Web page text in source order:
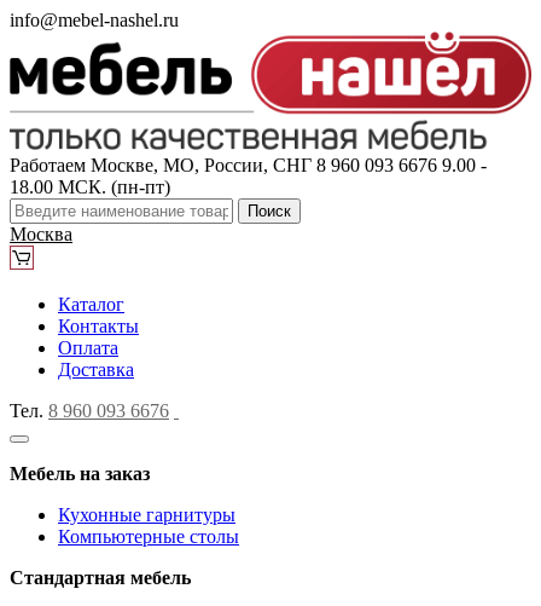
info@mebel-nashel.ru
Работаем Москве, МО, России, СНГ 8 960 093 6676 9.00 -
18.00 МСК. (пн-пт)
Поиск
Москва
Каталог
Контакты
Оплата
Доставка
Тел. 8 960 093 6676
Мебель на заказ
Кухонные гарнитуры
Компьютерные столы
Стандартная мебель